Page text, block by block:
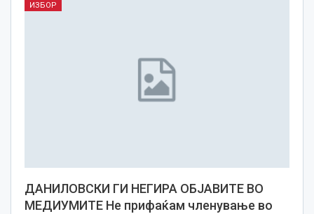
ИЗБОР
ДАНИЛОВСКИ ГИ НЕГИРА ОБЈАВИТЕ ВО
МЕДИУМИТЕ Не прифаќам членување во